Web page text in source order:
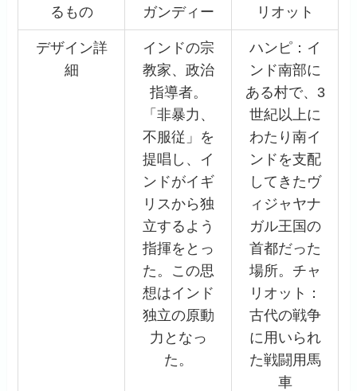
るもの
ガンディー
リオット
デザイン詳
細
インドの宗
教家、政治
指導者。
「非暴力、
不服従」を
提唱し、イ
ンドがイギ
リスから独
立するよう
指揮をとっ
た。この思
想はインド
独立の原動
力となっ
た。
ハンピ：イ
ンド南部に
ある村で、3
世紀以上に
わたり南イ
ンドを支配
してきたヴ
ィジャヤナ
ガル王国の
首都だった
場所。チャ
リオット：
古代の戦争
に用いられ
た戦闘用馬
車